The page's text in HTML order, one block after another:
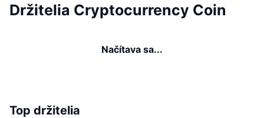
Držitelia Cryptocurrency Coin
Načítava sa...
Top držitelia